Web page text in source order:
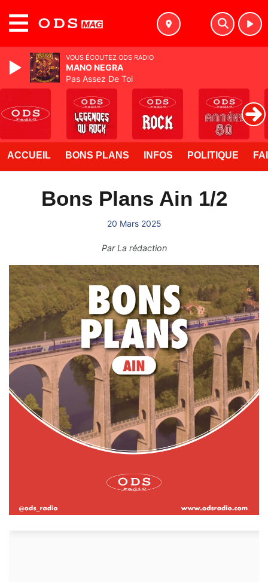
ACCUEIL BONS PLANS INFOS POLITIQUE
Bons Plans Ain 1/2
20 Mars 2025
ParLa rédaction
VOUS ÉCOUTEZ ODS RADIO
MANO NEGRA
Pas Assez De Toi